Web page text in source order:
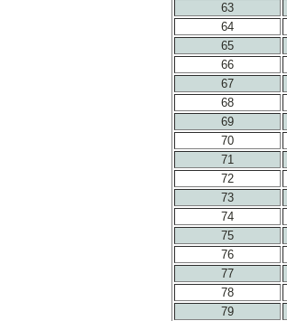
63
64
65
66
67
68
69
70
71
72
73
74
75
76
77
78
79